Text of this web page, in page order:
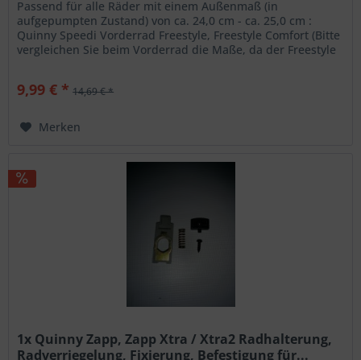
Passend für alle Räder mit einem Außenmaß (in
aufgepumpten Zustand) von ca. 24,0 cm - ca. 25,0 cm :
Quinny Speedi Vorderrad Freestyle, Freestyle Comfort (Bitte
vergleichen Sie beim Vorderrad die Maße, da der Freestyle
seitlich abgeknicktem Autoventil für ein leichteres...
9,99 € * 14,69 € *
Merken
1x Quinny Zapp, Zapp Xtra / Xtra2 Radhalterung,
Radverriegelung, Fixierung, Befestigung für...